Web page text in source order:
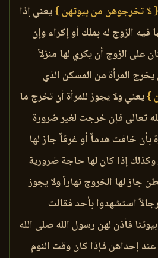
{ لا تخرجوهن من بيوتهن }يعني إذا
الزوج له بملك أو إكراء وإن
على الزوج أن يكري لها منزلاً
يخرج المرأة من المسكن الذي
}يعني ولا يجوز للمرأة أن تخرج ما
تعالى فإن خرجت لغير ضرورة
خافت هدماً أو غرقاً جاز لها
إذا كان لها حاجة ضرورية
جاز لها الخروج نهاراً ولا يجوز
استشهدوا بأحد فقالت
فأذن لهن رسول الله صلى الله
إحداهن فإذا كان وقت النوم